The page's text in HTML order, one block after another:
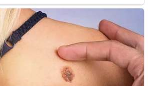
Website de tip Adsense cu
domeniu adzeige.ro